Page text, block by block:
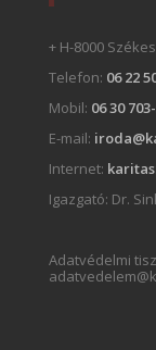
+ H-8000
Telefon: 06 22
Mobil: 06 30
E-mail:
Internet:
Igazgató: Dr.
Adatvédelmi